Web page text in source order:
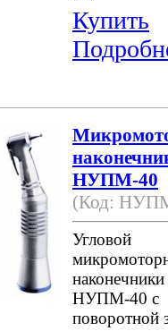
Купить
НУПМ-40
(Код:
Угловой
наконечники
НУПМ-40 с
поворотной